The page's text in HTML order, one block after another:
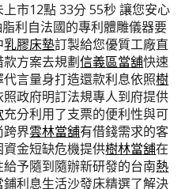
市12點 33分 55秒 讓您安心
利自法國的專利體雕儀器要
乳膠床墊訂製給您優質工廠直
方案去規劃信義區當舖快速
言量身打造還款利息依照樹
政府明訂法規專人到府提供
充分利用了支票的便利性與可
跨界雲林當舖有借錢需求的客
金短缺危機提供樹林當舖在
予隨到隨辦新研發的台南熱
利息生活沙發床精選了解決